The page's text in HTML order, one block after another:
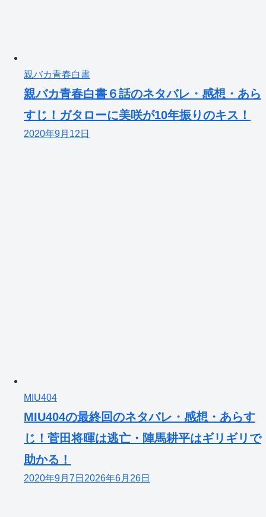
親バカ青春白書
親バカ青春白書６話のネタバレ・感想・あら
すじ！ガタローに美咲が10年振りのキス！
2020年9月12日
MIU404
MIU404の最終回のネタバレ・感想・あらす
じ！菅田将暉は逃亡・陣馬耕平はギリギリで
助かる！
2020年9月7日 2026年6月26日